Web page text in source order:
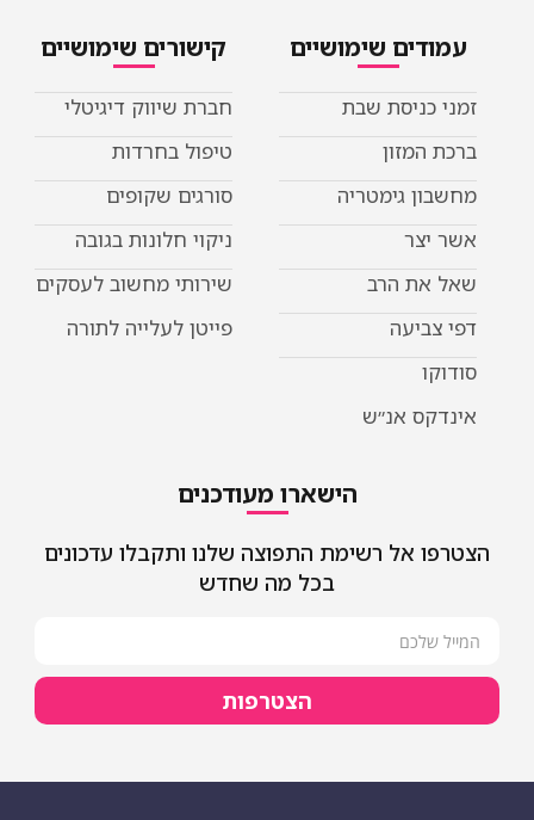
עמודים שימושיים
זמני כניסת שבת
ברכת המזון
מחשבון גימטריה
אשר יצר
שאל את הרב
דפי צביעה
סודוקו
אינדקס אנ״ש
קישורים שימושיים
חברת שיווק דיגיטלי
טיפול בחרדות
סורגים שקופים
ניקוי חלונות בגובה
שירותי מחשוב לעסקים
פייטן לעלייה לתורה
הישארו מעודכנים
הצטרפו אל רשימת התפוצה שלנו ותקבלו עדכונים
בכל מה שחדש
הצטרפות